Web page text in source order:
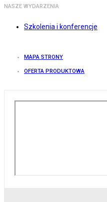
NASZE WYDARZENIA
Szkolenia i konferencje
MAPA STRONY
OFERTA PRODUKTOWA